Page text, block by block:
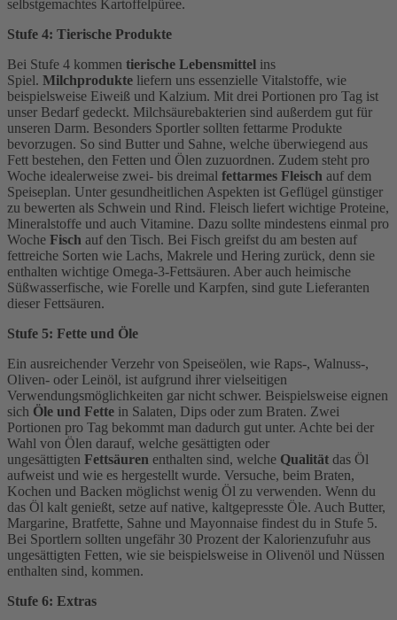
selbstgemachtes Kartoffelpüree.
Stufe 4: Tierische Produkte
Bei Stufe 4 kommen tierische Lebensmittel ins
Spiel. Milchprodukte liefern uns essenzielle Vitalstoffe, wie
beispielsweise Eiweiß und Kalzium. Mit drei Portionen pro Tag ist
unser Bedarf gedeckt. Milchsäurebakterien sind außerdem gut für
unseren Darm. Besonders Sportler sollten fettarme Produkte
bevorzugen. So sind Butter und Sahne, welche überwiegend aus
Fett bestehen, den Fetten und Ölen zuzuordnen. Zudem steht pro
Woche idealerweise zwei- bis dreimal fettarmes Fleisch auf dem
Speiseplan. Unter gesundheitlichen Aspekten ist Geflügel günstiger
zu bewerten als Schwein und Rind. Fleisch liefert wichtige Proteine,
Mineralstoffe und auch Vitamine. Dazu sollte mindestens einmal pro
Woche Fisch auf den Tisch. Bei Fisch greifst du am besten auf
fettreiche Sorten wie Lachs, Makrele und Hering zurück, denn sie
enthalten wichtige Omega-3-Fettsäuren. Aber auch heimische
Süßwasserfische, wie Forelle und Karpfen, sind gute Lieferanten
dieser Fettsäuren.
Stufe 5: Fette und Öle
Ein ausreichender Verzehr von Speiseölen, wie Raps-, Walnuss-,
Oliven- oder Leinöl, ist aufgrund ihrer vielseitigen
Verwendungsmöglichkeiten gar nicht schwer. Beispielsweise eignen
sich Öle und Fette in Salaten, Dips oder zum Braten. Zwei
Portionen pro Tag bekommt man dadurch gut unter. Achte bei der
Wahl von Ölen darauf, welche gesättigten oder
ungesättigten Fettsäuren enthalten sind, welche Qualität das Öl
aufweist und wie es hergestellt wurde. Versuche, beim Braten,
Kochen und Backen möglichst wenig Öl zu verwenden. Wenn du
das Öl kalt genießt, setze auf native, kaltgepresste Öle. Auch Butter,
Margarine, Bratfette, Sahne und Mayonnaise findest du in Stufe 5.
Bei Sportlern sollten ungefähr 30 Prozent der Kalorienzufuhr aus
ungesättigten Fetten, wie sie beispielsweise in Olivenöl und Nüssen
enthalten sind, kommen.
Stufe 6: Extras